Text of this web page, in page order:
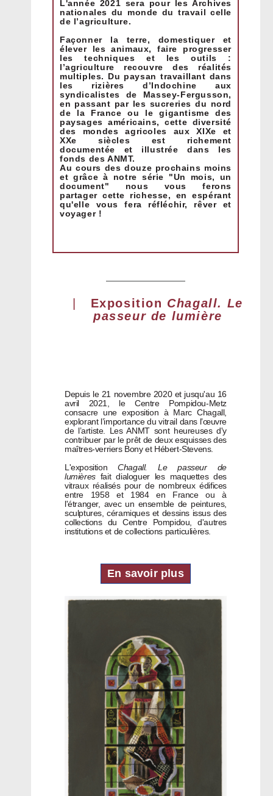
L'année 2021 sera pour les Archives
nationales du monde du travail celle
de l’agriculture.
Façonner la terre, domestiquer et
élever les animaux, faire progresser
les techniques et les outils :
l’agriculture recouvre des réalités
multiples. Du paysan travaillant dans
les rizières d’Indochine aux
syndicalistes de Massey-Fergusson,
en passant par les sucreries du nord
de la France ou le gigantisme des
paysages américains, cette diversité
des mondes agricoles aux XIXe et
XXe siècles est richement
documentée et illustrée dans les
fonds des ANMT.
Au cours des douze prochains moins
et grâce à notre série "Un mois, un
document" nous vous ferons
partager cette richesse, en espérant
qu'elle vous fera réfléchir, rêver et
voyager !
Exposition Chagall. Le
passeur de lumière
Depuis le 21 novembre 2020 et jusqu'au 16
avril 2021, le Centre Pompidou-Metz
consacre une exposition à Marc Chagall,
explorant l’importance du vitrail dans l’œuvre
de l’artiste. Les ANMT sont heureuses d'y
contribuer par le prêt de deux esquisses des
maîtres-verriers Bony et Hébert-Stevens.
L'expositionChagall. Le passeur de
lumièresfait dialoguer les maquettes des
vitraux réalisés pour de nombreux édifices
entre 1958 et 1984 en France ou à
l'étranger, avec un ensemble de peintures,
sculptures, céramiques et dessins issus des
collections du Centre Pompidou, d'autres
institutions et de collections particulières.
En savoir plus